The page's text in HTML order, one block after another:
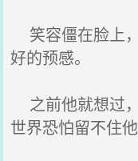
笑容僵在脸上
好的预感。
之前他就想过
世界恐怕留不住